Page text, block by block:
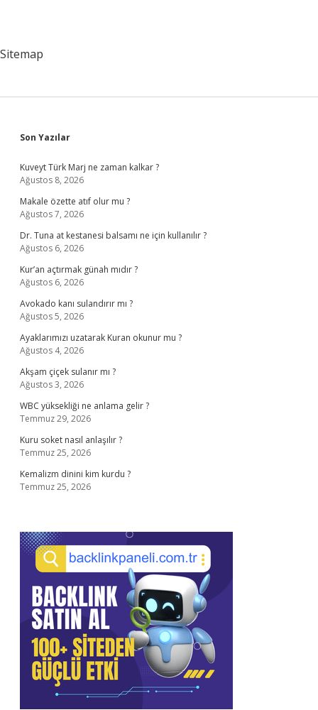
Sitemap
Sidebar
Son Yazılar
Kuveyt Türk Marj ne zaman kalkar ?
Ağustos 8, 2026
Makale özette atıf olur mu ?
Ağustos 7, 2026
Dr. Tuna at kestanesi balsamı ne için kullanılır ?
Ağustos 6, 2026
Kur’an açtırmak günah mıdır ?
Ağustos 6, 2026
Avokado kanı sulandırır mı ?
Ağustos 5, 2026
Ayaklarımızı uzatarak Kuran okunur mu ?
Ağustos 4, 2026
Akşam çiçek sulanır mı ?
Ağustos 3, 2026
WBC yüksekliği ne anlama gelir ?
Temmuz 29, 2026
Kuru soket nasıl anlaşılır ?
Temmuz 25, 2026
Kemalizm dinini kim kurdu ?
Temmuz 25, 2026